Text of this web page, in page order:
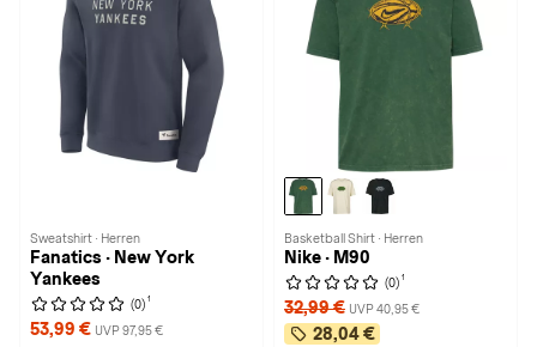
Sweatshirt · Herren
Fanatics · New York
Yankees
(0) 1
53,99 € UVP 97,95 €
Basketball Shirt · Herren
Nike · M90
(0) 1
32,99 € UVP 40,95 €
28,04 €